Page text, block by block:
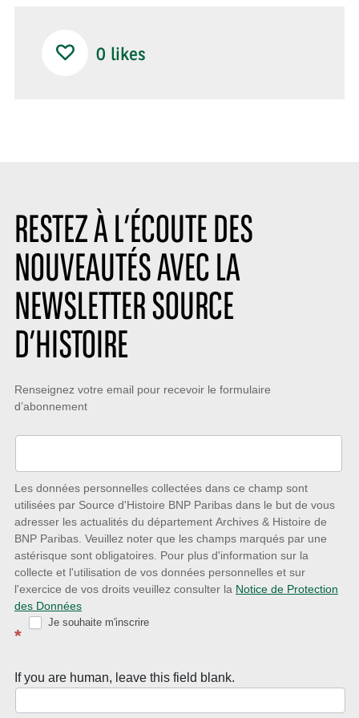
0 likes
RESTEZ À L’ÉCOUTE DES
NOUVEAUTÉS AVEC LA
NEWSLETTER SOURCE
D’HISTOIRE
Restez
à
l’écoute
nouveautés
avec
la
Newsletter
Source
d’Histoire
Renseignez votre email pour recevoir le formulaire
d’abonnement
Les données personnelles collectées dans ce champ sont
utilisées par Source d'Histoire BNP Paribas dans le but de vous
adresser les actualités du département Archives & Histoire de
BNP Paribas. Veuillez noter que les champs marqués par une
astérisque sont obligatoires. Pour plus d'information sur la
collecte et l'utilisation de vos données personnelles et sur
l'exercice de vos droits veuillez consulter la Notice de Protection
des Données
*
Je souhaite m'inscrire
If you are human, leave this field blank.